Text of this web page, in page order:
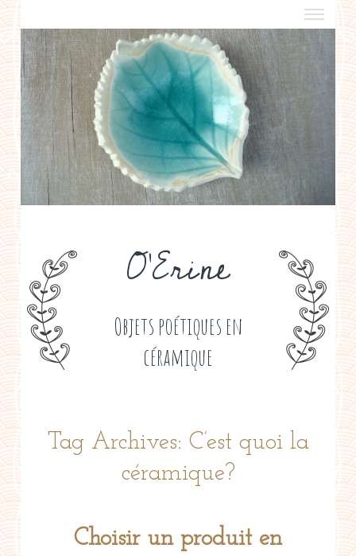
O'Erine
Objets poétiques en
céramique
a propos
boutiques de créateurs
contact
politique de confidentialité
Tag Archives: C’est quoi la
céramique?
Choisir un produit en